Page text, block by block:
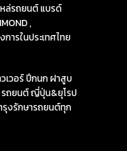
หล่รถยนต์ แบรด์
,
การในประเทศไทย
เวอร์ ปีกนก ฝาสูบ
รถยนต์ ญี่ปุ่น&ยุโรป
งรักษารถยนต์ทุก